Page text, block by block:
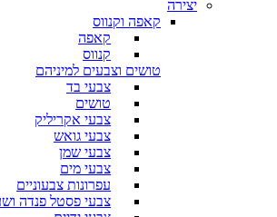
יצירה
קאפה וקנווס
קאפה
קנווס
טושים וצבעים למיניהם
צבעי בד
טושים
צבעי אקריליק
צבעי גואש
צבעי שמן
צבעי מים
עפרונות צבעוניים
צבעי פסטל פנדה